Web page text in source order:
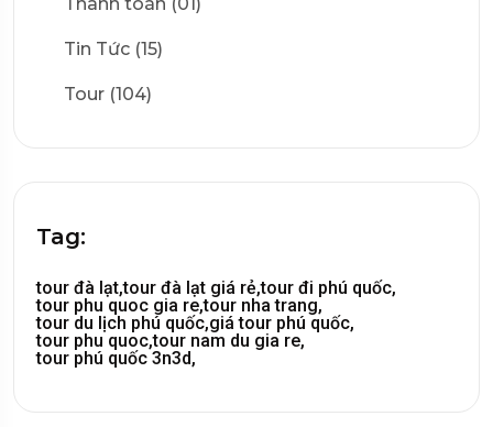
Thanh toán (01)
Tin Tức (15)
Tour (104)
Tag:
tour đà lạt,tour đà lạt giá rẻ,tour đi phú quốc,
tour phu quoc gia re,tour nha trang,
tour du lịch phú quốc,giá tour phú quốc,
tour phu quoc,tour nam du gia re,
tour phú quốc 3n3d,